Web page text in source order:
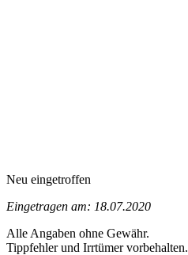
Neu eingetroffen
Eingetragen am: 18.07.2020
Alle Angaben ohne Gewähr.
Tippfehler und Irrtümer vorbehalten.